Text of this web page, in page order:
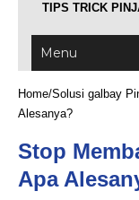
TIPS TRICK
Home/Solusi galbay
Alesanya?
Stop
Apa